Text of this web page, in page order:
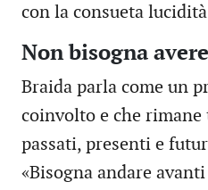
con la consueta
Non bisogna
Braida parla come un
coinvolto e che
passati, presenti e
«Bisogna andare